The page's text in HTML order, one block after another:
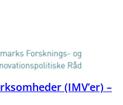
(IMV’er) –